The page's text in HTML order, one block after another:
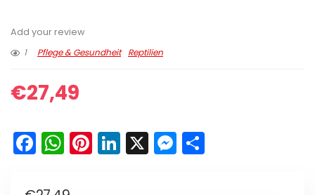
Add your review
1
Pflege & Gesundheit Reptilien
€27,49
F
a
c
W
h
a
Pi
nt
Li
n
X M
e